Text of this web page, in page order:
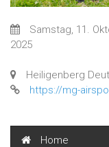
Samstag, 11.
2025
Heiligenberg
https://mg-
Home